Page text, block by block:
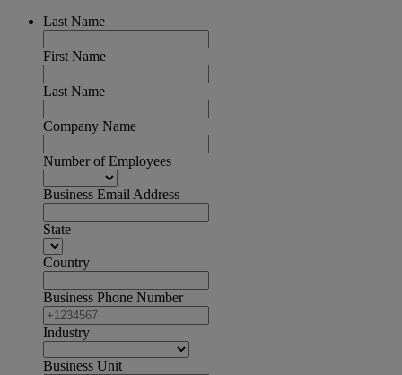
Last Name
First Name
Last Name
Company Name
Number of Employees
Business Email Address
State
Country
Business Phone Number
Industry
Business Unit